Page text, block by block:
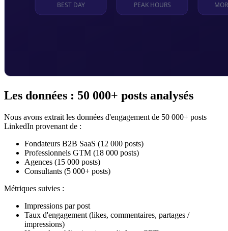
Les données : 50 000+ posts analysés
Nous avons extrait les données d'engagement de 50 000+ posts
LinkedIn provenant de :
Fondateurs B2B SaaS (12 000 posts)
Professionnels GTM (18 000 posts)
Agences (15 000 posts)
Consultants (5 000+ posts)
Métriques suivies :
Impressions par post
Taux d'engagement (likes, commentaires, partages /
impressions)